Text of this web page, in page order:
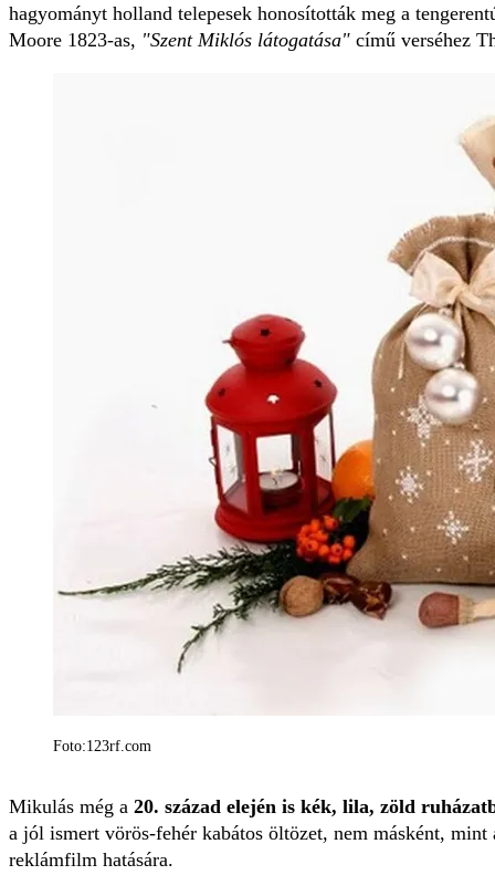
hagyományt holland telepesek honosították meg a
Moore 1823-as, "Szent Miklós látogatása" című verséhez
Foto:123rf.com
Mikulás még a 20. század elején is kék, lila, zöld
a jól ismert vörös-fehér kabátos öltözet, nem másként,
reklámfilm hatására.